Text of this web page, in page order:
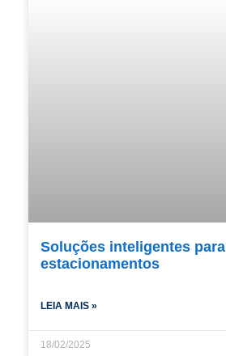
Soluções inteligentes para
estacionamentos
LEIA MAIS »
18/02/2025